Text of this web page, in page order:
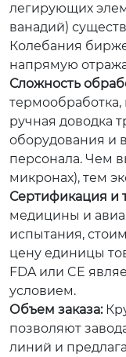
легирующих
ванадий)
Колебания
напрямую
Сложность
ручная доводка
оборудования и
персонала. Чем
микронах), тем
Сертификация и
медицины и
испытания,
цену единицы
FDA или CE
условием.
Объем заказа:
позволяют
линий и